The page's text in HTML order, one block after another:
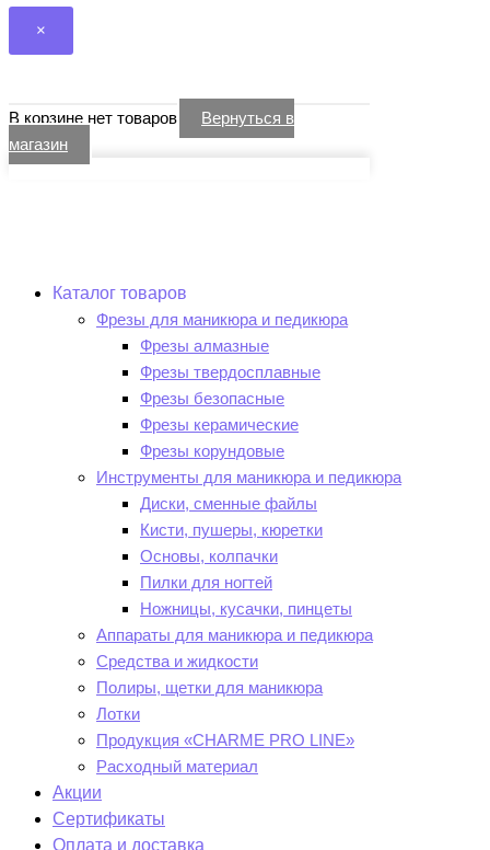
×
В корзине нет товаров
Вернуться в
магазин
Каталог товаров
Фрезы для маникюра и педикюра
Фрезы алмазные
Фрезы твердосплавные
Фрезы безопасные
Фрезы керамические
Фрезы корундовые
Инструменты для маникюра и педикюра
Диски, сменные файлы
Кисти, пушеры, кюретки
Основы, колпачки
Пилки для ногтей
Ножницы, кусачки, пинцеты
Аппараты для маникюра и педикюра
Средства и жидкости
Полиры, щетки для маникюра
Лотки
Продукция «CHARME PRO LINE»
Расходный материал
Акции
Сертификаты
Оплата и доставка